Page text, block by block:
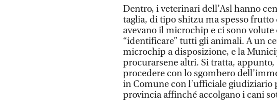
Dentro, i veterinari dell’Asl hanno
taglia, di tipo shitzu ma spesso
avevano il microchip e ci sono
“identificare” tutti gli animali. A un
microchip a disposizione, e la
procurarsene altri. Si tratta,
procedere con lo sgombero
in Comune con l’ufficiale
provincia affinché accolgano i cani